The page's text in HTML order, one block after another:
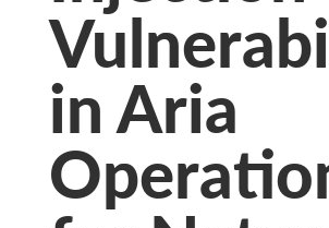
in Aria